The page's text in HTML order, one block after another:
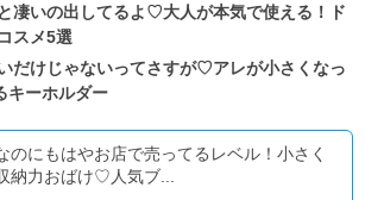
凄いの出してるよ♡大人が本気で使える！ド
スメ5選
だけじゃないってさすが♡アレが小さくなっ
キーホルダー
のにもはやお店で売ってるレベル！小さく
納力おばけ♡人気ブ...